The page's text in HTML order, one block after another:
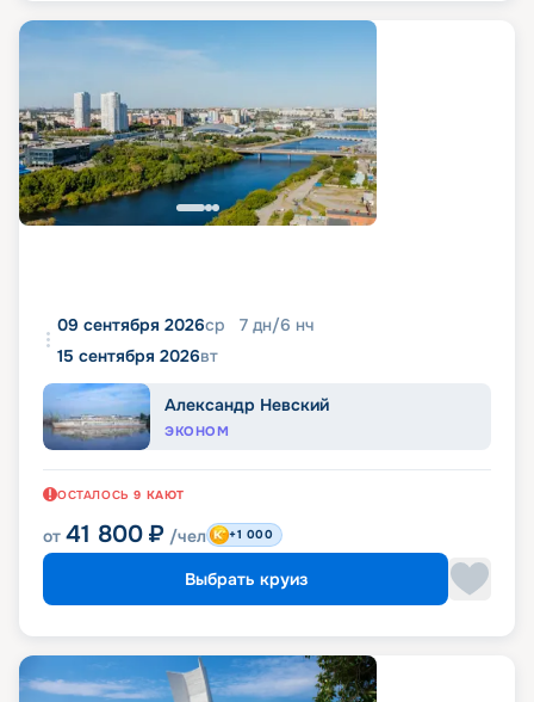
09 сентября 2026ср 7 дн/6 нч
15 сентября 2026вт
Александр Невский
ЭКОНОМ
ОСТАЛОСЬ 9 КАЮТ
от 41 800 ₽ /чел +1 000
Выбрать круиз